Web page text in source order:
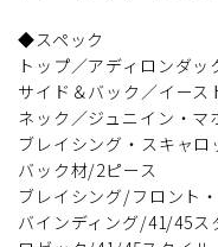
◆スペック
トップ／アディロンダ
サイド＆バック／イー
ネック／ジュニイン・マ
ブレイシング・スキャ
バック材/2ピース
ブレイシング/フロント
バインディング/41/45